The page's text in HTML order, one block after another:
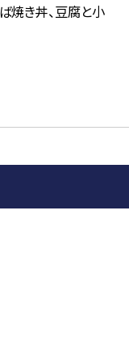
焼き丼、豆腐と小